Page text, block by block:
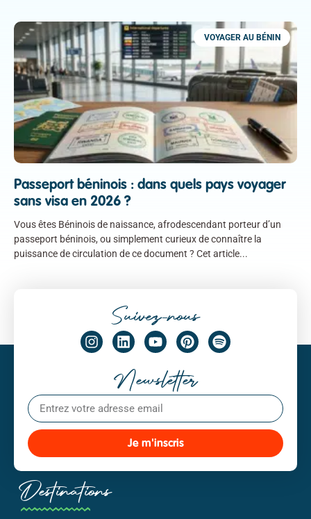
VOYAGER AU BÉNIN
Passeport béninois : dans quels pays voyager
sans visa en 2026 ?
Vous êtes Béninois de naissance, afrodescendant porteur d’un
passeport béninois, ou simplement curieux de connaître la
puissance de circulation de ce document ? Cet article
Suivez-nous
Newsletter
Je m'inscris
Destinations